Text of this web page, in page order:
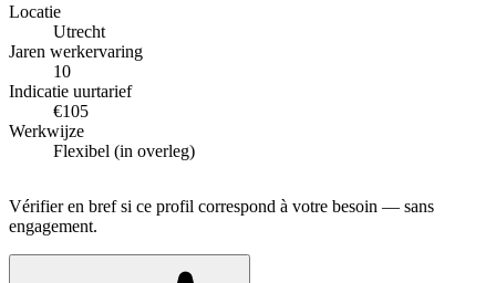
Locatie
Utrecht
Jaren werkervaring
10
Indicatie uurtarief
€105
Werkwijze
Flexibel (in overleg)
Vérifier en bref si ce profil correspond à votre besoin — sans
engagement.